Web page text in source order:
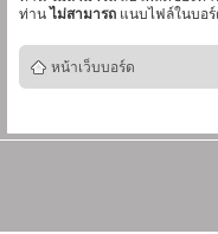
ท่าน ไม่สามารถ แนบไฟล์ในบอ
หน้าเว็บบอร์ด